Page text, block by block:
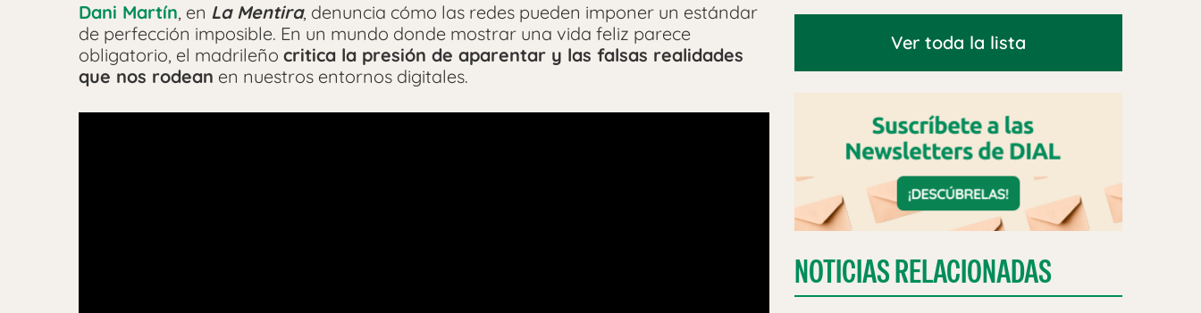
Dani Martín, en La Mentira, denuncia cómo las redes pueden imponer un estándar
de perfección imposible. En un mundo donde mostrar una vida feliz parece
obligatorio, el madrileño critica la presión de aparentar y las falsas realidades
que nos rodean en nuestros entornos digitales.
Ver toda la lista
NOTICIAS RELACIONADAS